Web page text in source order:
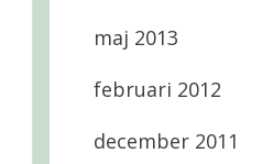
maj 2013
februari 2012
december 2011